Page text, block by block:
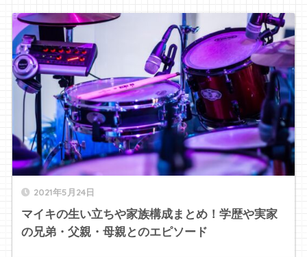
2021年5月24日
マイキの生い立ちや家族構成まとめ！学歴や実家
の兄弟・父親・母親とのエピソード